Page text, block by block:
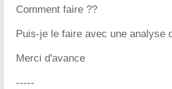
Comment faire ??
Puis-je le faire avec une analyse
Merci d'avance
-----